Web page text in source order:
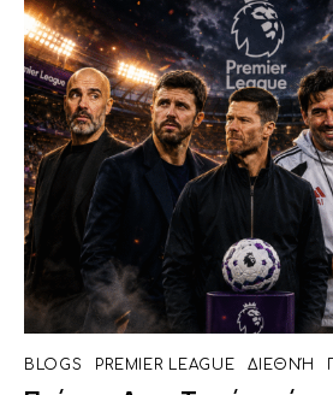
BLOGS PREMIER LEAGUE ΔΙΕΘΝΉ